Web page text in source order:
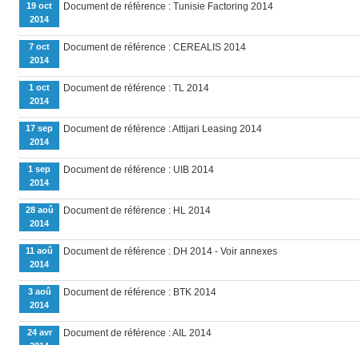
19 oct
2014
Document de référence : Tunisie Factoring 2014
7 oct
2014
Document de référence : CEREALIS 2014
1 oct
2014
Document de référence : TL 2014
17 sep
2014
Document de référence : Attijari Leasing 2014
1 sep
2014
Document de référence : UIB 2014
28 aoû
2014
Document de référence : HL 2014
11 aoû
2014
Document de référence : DH 2014 - Voir annexes
3 aoû
2014
Document de référence : BTK 2014
24 avr
Document de référence : AIL 2014